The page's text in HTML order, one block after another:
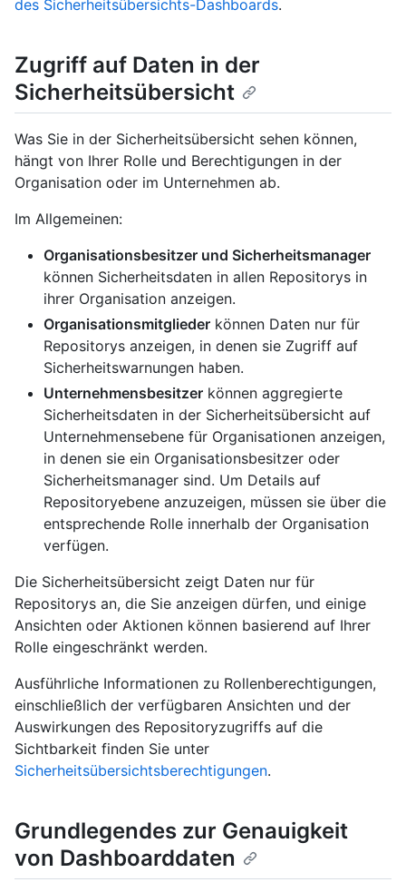
des Sicherheitsübersichts-Dashboards.
Zugriff auf Daten in der
Sicherheitsübersicht
Was Sie in der Sicherheitsübersicht sehen können,
hängt von Ihrer Rolle und Berechtigungen in der
Organisation oder im Unternehmen ab.
Im Allgemeinen:
Organisationsbesitzer und Sicherheitsmanager
können Sicherheitsdaten in allen Repositorys in
ihrer Organisation anzeigen.
Organisationsmitglieder können Daten nur für
Repositorys anzeigen, in denen sie Zugriff auf
Sicherheitswarnungen haben.
Unternehmensbesitzer können aggregierte
Sicherheitsdaten in der Sicherheitsübersicht auf
Unternehmensebene für Organisationen anzeigen,
in denen sie ein Organisationsbesitzer oder
Sicherheitsmanager sind. Um Details auf
Repositoryebene anzuzeigen, müssen sie über die
entsprechende Rolle innerhalb der Organisation
verfügen.
Die Sicherheitsübersicht zeigt Daten nur für
Repositorys an, die Sie anzeigen dürfen, und einige
Ansichten oder Aktionen können basierend auf Ihrer
Rolle eingeschränkt werden.
Ausführliche Informationen zu Rollenberechtigungen,
einschließlich der verfügbaren Ansichten und der
Auswirkungen des Repositoryzugriffs auf die
Sichtbarkeit finden Sie unter
Sicherheitsübersichtsberechtigungen.
Grundlegendes zur Genauigkeit
von Dashboarddaten